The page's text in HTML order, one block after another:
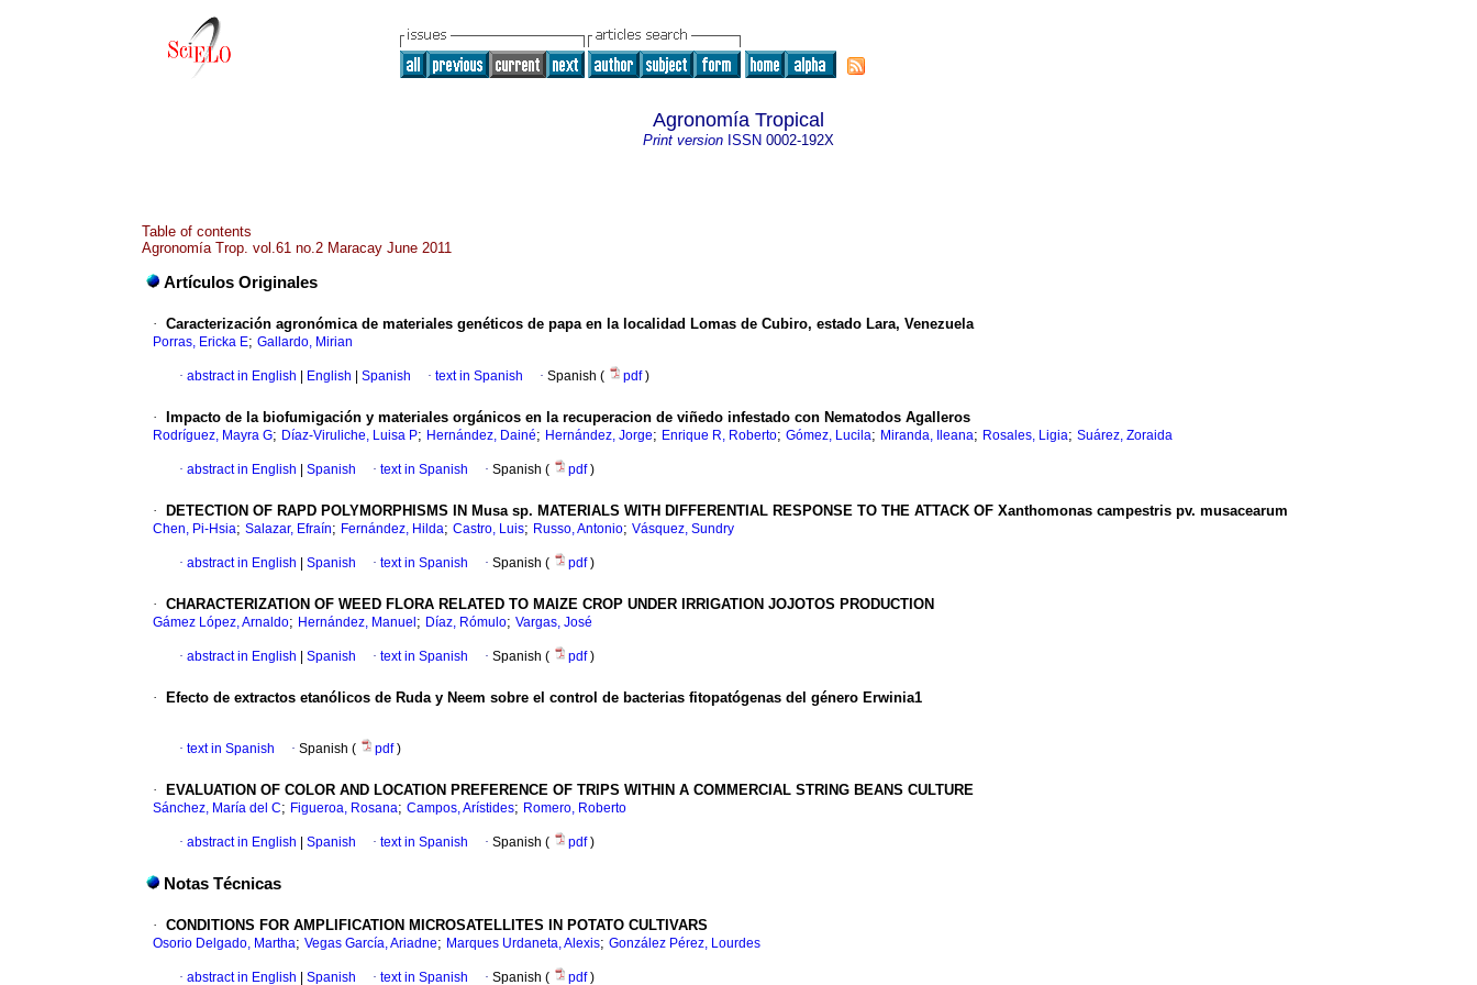
Agronomía Tropical
Print version ISSN 0002-192X
Table of contents
Agronomía Trop. vol.61 no.2 Maracay June 2011
Artículos Originales
· Caracterización agronómica de materiales genéticos de papa en la localidad Lomas de Cubiro, estado Lara, Venezuela
Porras, Ericka E; Gallardo, Mirian
· abstract in English English Spanish · text in Spanish · Spanish ( pdf)
· Impacto de la biofumigación y materiales orgánicos en la recuperacion de viñedo infestado con Nematodos Agalleros
Rodríguez, Mayra G; Díaz-Viruliche, Luisa P; Hernández, Dainé; Hernández, Jorge; Enrique R, Roberto; Gómez, Lucila; Miranda, Ileana; Rosales, Ligia; Suárez, Zoraida
· abstract in English Spanish · text in Spanish · Spanish ( pdf)
· DETECTION OF RAPD POLYMORPHISMS IN Musa sp. MATERIALS WITH DIFFERENTIAL RESPONSE TO THE ATTACK OF Xanthomonas campestris pv. musacearum
Chen, Pi-Hsia; Salazar, Efraín; Fernández, Hilda; Castro, Luis; Russo, Antonio; Vásquez, Sundry
· abstract in English Spanish · text in Spanish · Spanish ( pdf)
· CHARACTERIZATION OF WEED FLORA RELATED TO MAIZE CROP UNDER IRRIGATION JOJOTOS PRODUCTION
Gámez López, Arnaldo; Hernández, Manuel ; Díaz, Rómulo; Vargas, José
· abstract in English Spanish · text in Spanish · Spanish ( pdf)
· Efecto de extractos etanólicos de Ruda y Neem sobre el control de bacterias fitopatógenas del género Erwinia1
· text in Spanish · Spanish ( pdf)
· EVALUATION OF COLOR AND LOCATION PREFERENCE OF TRIPS WITHIN A COMMERCIAL STRING BEANS CULTURE
Sánchez, María del C; Figueroa, Rosana; Campos, Arístides; Romero, Roberto
· abstract in English Spanish · text in Spanish · Spanish ( pdf)
Notas Técnicas
· CONDITIONS FOR AMPLIFICATION MICROSATELLITES IN POTATO CULTIVARS
Osorio Delgado, Martha; Vegas García, Ariadne; Marques Urdaneta, Alexis; González Pérez, Lourdes
· abstract in English Spanish · text in Spanish · Spanish ( pdf)